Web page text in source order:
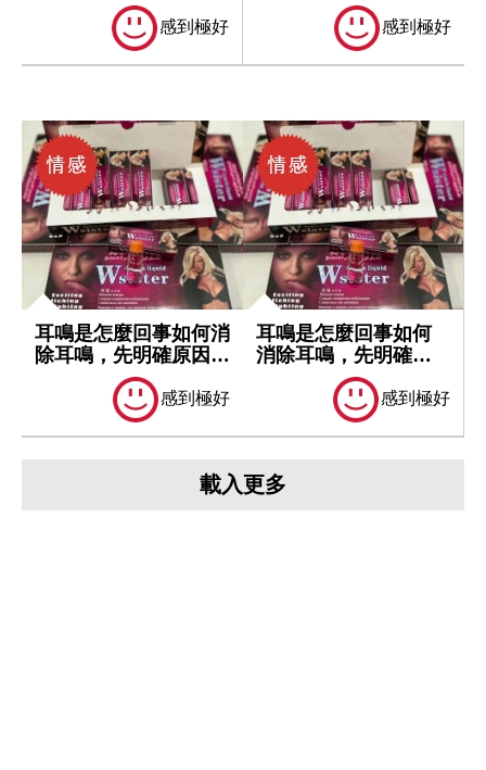
感到極好 感到極好
耳鳴是怎麼回事如何消
除耳鳴，先明確原因再
感到極好
耳鳴是怎麼回事如何
消除耳鳴，先明確原
感到極好
載入更多